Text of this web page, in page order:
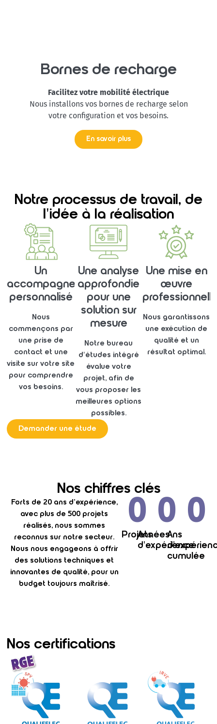
Bornes de recharge
Facilitez votre mobilité électrique
Nous installons vos bornes de recharge selon
votre configuration et vos besoins.
En savoir plus
Notre processus de travail, de
l'idée à la réalisation
Un
accompagnement
personnalisé
Nous
commençons par
une prise de
contact et une
visite sur votre site
pour comprendre
vos besoins.
Une analyse
approfondie
pour une
solution sur
mesure
Notre bureau
d'études intégré
évalue votre
projet, afin de
vous proposer les
meilleures options
possibles.
Une mise en
œuvre
Nous garantissons
une exécution de
qualité et un
résultat optimal.
Demander une étude
Nos chiffres clés
Forts de 20 ans d’expérience,
avec plus de 500 projets
réalisés, nous sommes
reconnus sur notre secteur.
Nous nous engageons à offrir
des solutions techniques et
innovantes de qualité, pour un
budget toujours maîtrisé.
Projets
0
Années
d'expérience
0
Ans
cumulée
0
Nos certifications